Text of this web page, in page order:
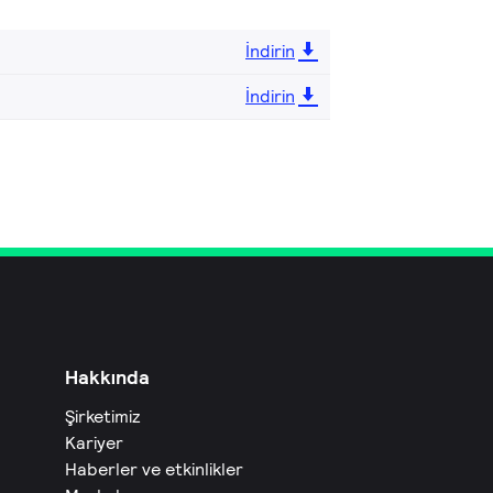
İndirin
İndirin
Hakkında
Şirketimiz
Kariyer
Haberler ve etkinlikler